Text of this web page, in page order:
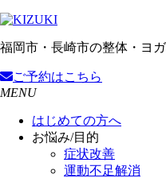
福岡市・長崎市の整体・ヨ
ご予約はこちら
MENU
はじめての方へ
お悩み/目的
症状改善
運動不足解消